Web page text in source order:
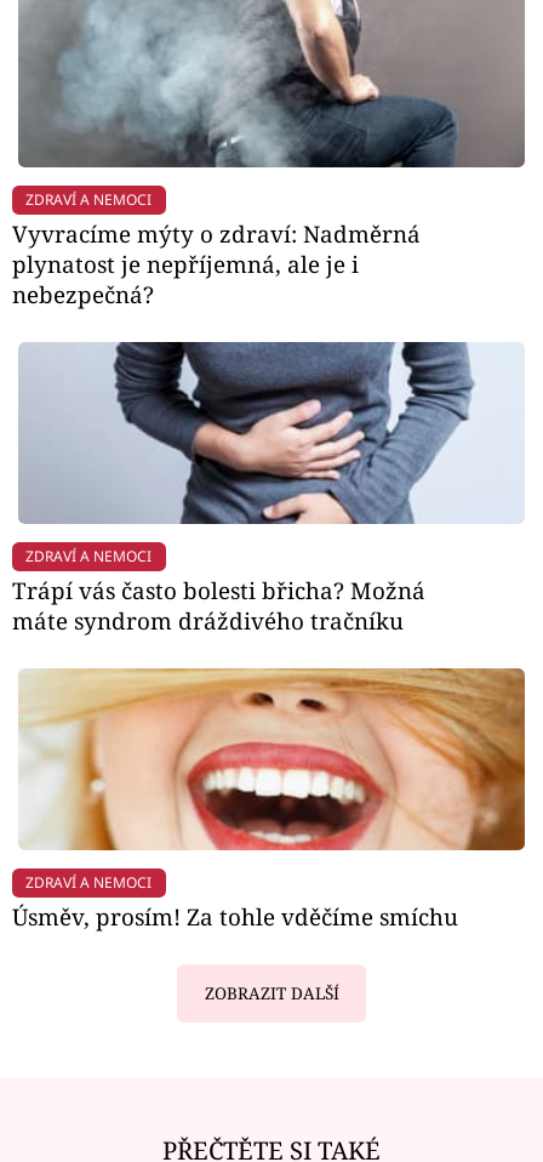
ZDRAVÍ A NEMOCI
Vyvracíme mýty o zdraví: Nadměrná
plynatost je nepříjemná, ale je i
nebezpečná?
ZDRAVÍ A NEMOCI
Trápí vás často bolesti břicha? Možná
máte syndrom dráždivého tračníku
ZDRAVÍ A NEMOCI
Úsměv, prosím! Za tohle vděčíme smíchu
ZOBRAZIT DALŠÍ
PŘEČTĚTE SI TAKÉ